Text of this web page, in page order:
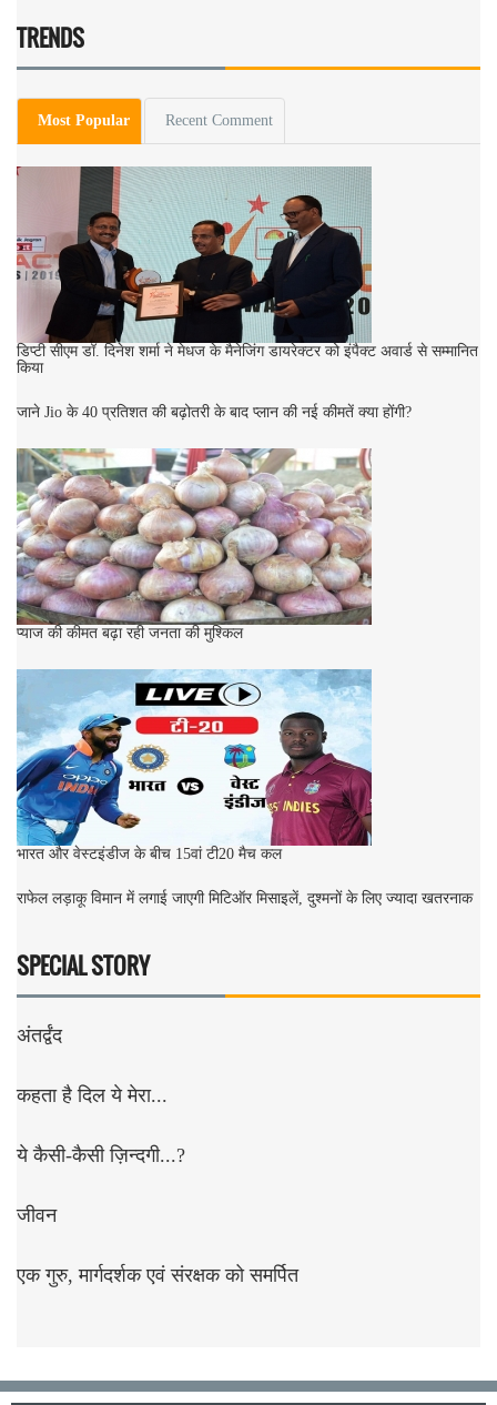
TRENDS
Most Popular Recent Comment
डिप्टी सीएम डॉ. दिनेश शर्मा ने मेधज के मैनेजिंग डायरेक्टर को इंपैक्ट अवार्ड से सम्मानित
किया
जाने Jio के 40 प्रतिशत की बढ़ोतरी के बाद प्लान की नई कीमतें क्या होंगी?
प्याज की कीमत बढ़ा रही जनता की मुश्किल
भारत और वेस्टइंडीज के बीच 15वां टी20 मैच कल
राफेल लड़ाकू विमान में लगाई जाएगी मिटिऑर मिसाइलें, दुश्मनों के लिए ज्यादा खतरनाक
SPECIAL STORY
अंतर्द्वंद
कहता है दिल ये मेरा...
ये कैसी-कैसी ज़िन्दगी...?
जीवन
एक गुरु, मार्गदर्शक एवं संरक्षक को समर्पित